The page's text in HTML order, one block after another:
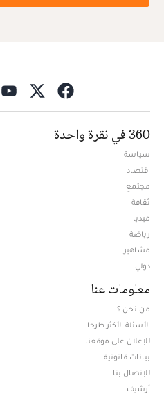
360 في نقرة واحدة
سياسة
اقتصاد
مجتمع
ثقافة
ميديا
رياضة
مشاهير
دولي
معلومات عنا
من نحن ؟
الأسئلة الأكثر طرحا
للإعلان على موقعنا
بيانات قانونية
للإتصال بنا
أرشيف